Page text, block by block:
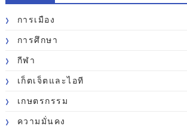
การเมือง
การศึกษา
กีฬา
เก็ตเจ็ตและไอที
เกษตรกรรม
ความมั่นคง